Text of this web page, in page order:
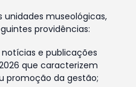
unidades museológicas,
providências:
e publicações
que caracterizem
promoção da gestão;